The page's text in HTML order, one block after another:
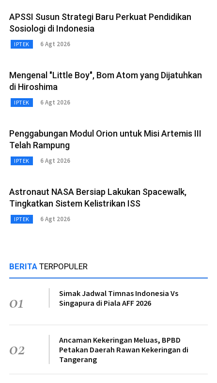
APSSI Susun Strategi Baru Perkuat Pendidikan
Sosiologi di Indonesia
IPTEK 6 Agt 2026
Mengenal "Little Boy", Bom Atom yang Dijatuhkan
di Hiroshima
IPTEK 6 Agt 2026
Penggabungan Modul Orion untuk Misi Artemis III
Telah Rampung
IPTEK 6 Agt 2026
Astronaut NASA Bersiap Lakukan Spacewalk,
Tingkatkan Sistem Kelistrikan ISS
IPTEK 6 Agt 2026
BERITA TERPOPULER
01
Simak Jadwal Timnas Indonesia Vs
Singapura di Piala AFF 2026
02
Ancaman Kekeringan Meluas, BPBD
Petakan Daerah Rawan Kekeringan di
Tangerang